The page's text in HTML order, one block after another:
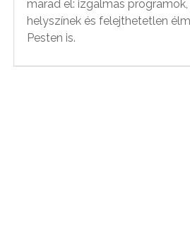
marad el: izgalmas
helyszínek és felejthetetlen
Pesten is.